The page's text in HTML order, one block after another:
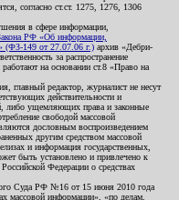
согласно ст.ст. 1275, 1276, 1306
в сфере информации,
РФ «Об информации,
(ФЗ-149 от 27.07.06 г.) архив «Дебри-
за распространение
на основании ст.8 «Право на
главный редактор, журналист не несут
действительности и
либо ущемляющих права и законные
свободой массовой
дословным воспроизведением
другим средством массовой
и информация государственных,
быть установлено и привлечено к
Российской Федерации о средствах
Суда РФ №16 от 15 июня 2010 года
массовой информации», «по делам,